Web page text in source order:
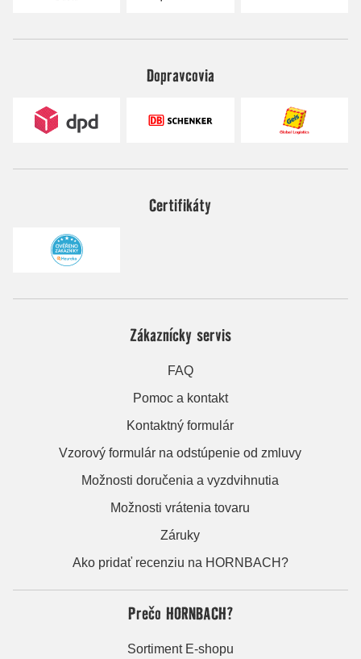
Dopravcovia
Certifikáty
Zákaznícky servis
FAQ
Pomoc a kontakt
Kontaktný formulár
Vzorový formulár na odstúpenie od zmluvy
Možnosti doručenia a vyzdvihnutia
Možnosti vrátenia tovaru
Záruky
Ako pridať recenziu na HORNBACH?
Prečo HORNBACH?
Sortiment E-shopu